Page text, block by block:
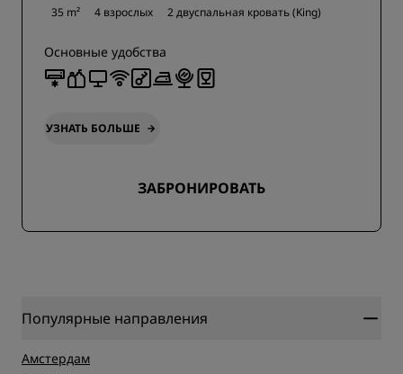
35 m² 4 взрослых 2 двуспальная кровать (King)
Основные удобства
УЗНАТЬ БОЛЬШЕ
ЗАБРОНИРОВАТЬ
Популярные направления
Амстердам